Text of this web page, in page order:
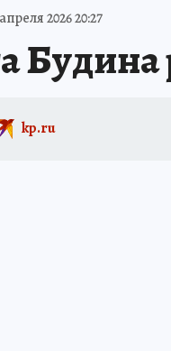
ИСПЫТАНО НА СЕБЕ
2026 20:27
Будина
kp.ru